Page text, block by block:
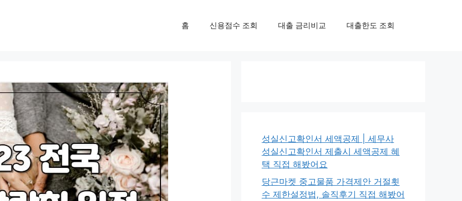
홈 신용점수 조회 대출 금리비교 대출한도 조회
성실신고확인서 세액공제 | 세무사
성실신고확인서 제출시 세액공제 혜
택 직접 해봤어요
당근마켓 중고물품 가격제안 거절횟
수 제한설정법, 솔직후기 직접 해봤어